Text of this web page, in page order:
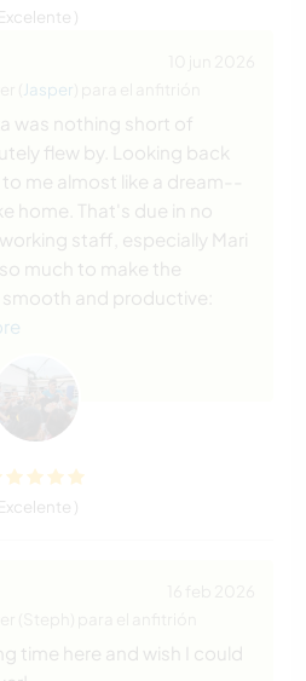
)
Jasper
was nothing short of
flew by. Looking back
me almost like a dream--
home. That's due in no
staff, especially Mari
much to make the
and productive:
)
time here and wish I could